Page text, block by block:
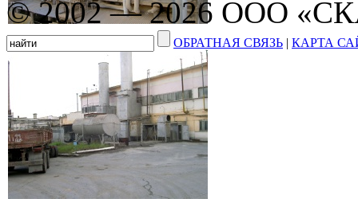
© 2002 — 2026 ООО
ОБРАТНАЯ СВЯЗЬ | КАРТА